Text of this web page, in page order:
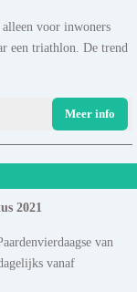
voor inwoners
een triathlon. De trend
Meer info
2021
van
vanaf